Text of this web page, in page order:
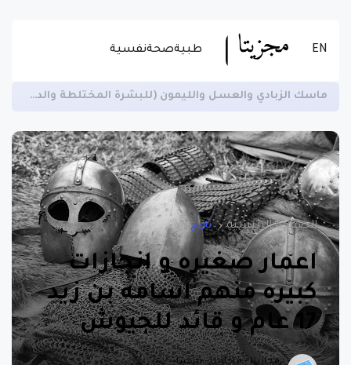
EN طبيةصحةنفسية
زيادة الخصوبة لدى الرجال ومنع العقم وتسهيل الهضم -اقرأ المزيد عن الاستخدام الصحيح للسمسم
الصفحة الرئيسية تاريخ
اعمار صغيره و انجازات
كبيره منهم اسامه بن زيد
17 عام و قائد للجيوش
مجازيتا - ماجازيتا - مزجيتا